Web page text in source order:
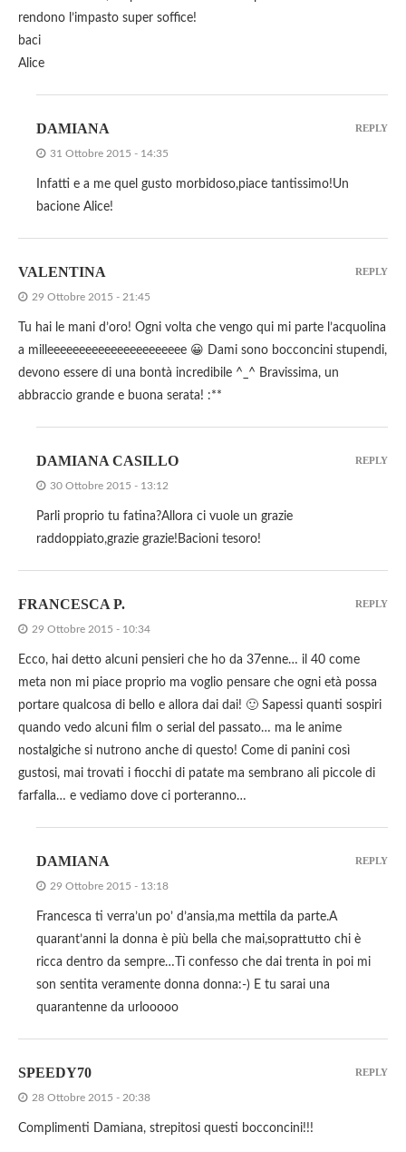
rendono l’impasto super soffice!
baci
Alice
DAMIANA
31 Ottobre 2015 - 14:35
Infatti e a me quel gusto morbidoso,piace tantissimo!Un
bacione Alice!
REPLY
VALENTINA
29 Ottobre 2015 - 21:45
Tu hai le mani d’oro! Ogni volta che vengo qui mi parte l’acquolina
a milleeeeeeeeeeeeeeeeeeeeee 😀 Dami sono bocconcini stupendi,
devono essere di una bontà incredibile ^_^ Bravissima, un
abbraccio grande e buona serata! :**
REPLY
DAMIANA CASILLO
30 Ottobre 2015 - 13:12
Parli proprio tu fatina?Allora ci vuole un grazie
raddoppiato,grazie grazie!Bacioni tesoro!
REPLY
FRANCESCA P.
29 Ottobre 2015 - 10:34
Ecco, hai detto alcuni pensieri che ho da 37enne… il 40 come
meta non mi piace proprio ma voglio pensare che ogni età possa
portare qualcosa di bello e allora dai dai! 🙂 Sapessi quanti sospiri
quando vedo alcuni film o serial del passato… ma le anime
nostalgiche si nutrono anche di questo! Come di panini così
gustosi, mai trovati i fiocchi di patate ma sembrano ali piccole di
farfalla… e vediamo dove ci porteranno…
REPLY
DAMIANA
29 Ottobre 2015 - 13:18
Francesca ti verra’un po’ d’ansia,ma mettila da parte.A
quarant’anni la donna è più bella che mai,soprattutto chi è
ricca dentro da sempre…Ti confesso che dai trenta in poi mi
son sentita veramente donna donna:-) E tu sarai una
quarantenne da urlooooo
REPLY
SPEEDY70
28 Ottobre 2015 - 20:38
Complimenti Damiana, strepitosi questi bocconcini!!!
REPLY